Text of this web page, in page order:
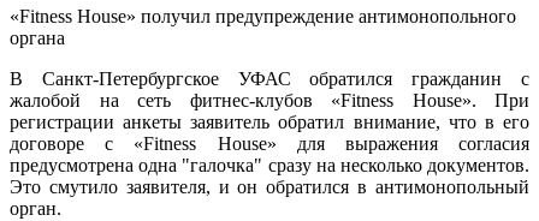
«Fitness House» получил предупреждение антимонопольного
органа
В Санкт-Петербургское УФАС обратился гражданин с
жалобой на сеть фитнес-клубов «Fitness House». При
регистрации анкеты заявитель обратил внимание, что в его
договоре с «Fitness House» для выражения согласия
предусмотрена одна "галочка" сразу на несколько документов.
Это смутило заявителя, и он обратился в антимонопольный
орган.